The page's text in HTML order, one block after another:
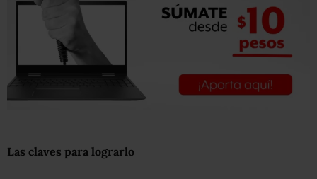
Las claves para lograrlo